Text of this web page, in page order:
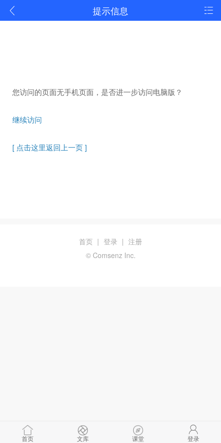
提示信息
您访问的页面无手机页面，是否进一步访问电脑版？
继续访问
[ 点击这里返回上一页 ]
首页 文库 课堂 登录
首页 | 登录 | 注册
© Comsenz Inc.